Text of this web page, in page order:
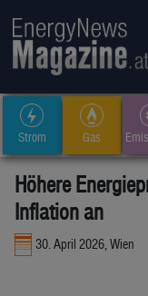
Strom Gas
Höhere
Inflation an
30. April 2026, Wien